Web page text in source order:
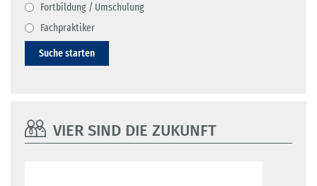
Fortbildung / Umschulung
Fachpraktiker
Suche starten
VIER SIND DIE ZUKUNFT